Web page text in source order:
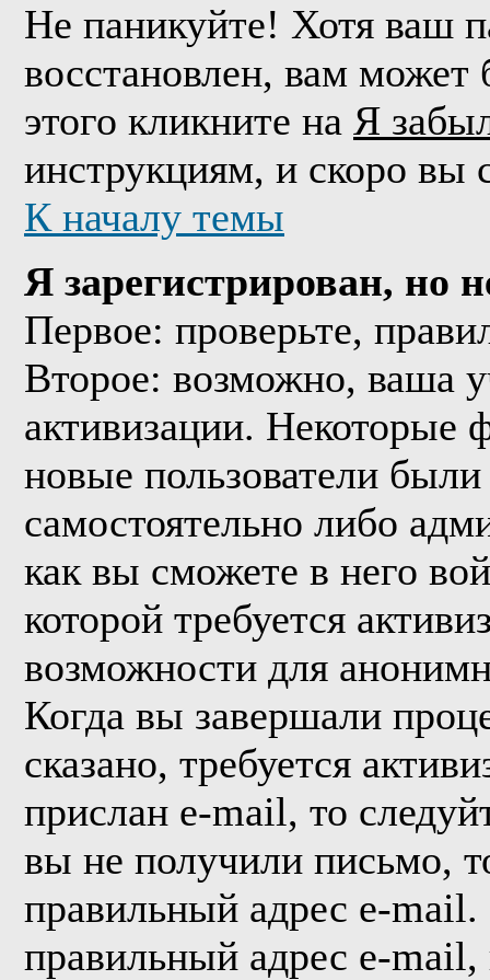
Не паникуйте! Хотя ваш
восстановлен, вам
этого кликните на Я
инструкциям, и скоро вы
К началу темы
Я зарегистрирован, но
Первое: проверьте,
Второе: возможно, ваша
активизации. Некоторые
новые пользователи
самостоятельно либо
как вы сможете в него
которой требуется
возможности для
Когда вы завершали
сказано, требуется
прислан e-mail, то
вы не получили письмо,
правильный адрес e-
правильный адрес e-